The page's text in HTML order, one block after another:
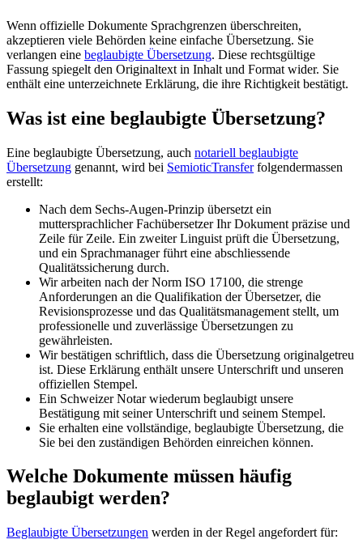
Wenn offizielle Dokumente Sprachgrenzen überschreiten,
akzeptieren viele Behörden keine einfache Übersetzung. Sie
verlangen eine beglaubigte Übersetzung. Diese rechtsgültige
Fassung spiegelt den Originaltext in Inhalt und Format wider. Sie
enthält eine unterzeichnete Erklärung, die ihre Richtigkeit bestätigt.
Was ist eine beglaubigte Übersetzung?
Eine beglaubigte Übersetzung, auch notariell beglaubigte
Übersetzung genannt, wird bei SemioticTransferfolgendermassen
erstellt:
Nach dem Sechs-Augen-Prinzip übersetzt ein
muttersprachlicher Fachübersetzer Ihr Dokument präzise und
Zeile für Zeile. Ein zweiter Linguist prüft die Übersetzung,
und ein Sprachmanager führt eine abschliessende
Qualitätssicherung durch.
Wir arbeiten nach der Norm ISO 17100, die strenge
Anforderungen an die Qualifikation der Übersetzer, die
Revisionsprozesse und das Qualitätsmanagement stellt, um
professionelle und zuverlässige Übersetzungen zu
gewährleisten.
Wir bestätigen schriftlich, dass die Übersetzung originalgetreu
ist. Diese Erklärung enthält unsere Unterschrift und unseren
offiziellen Stempel.
Ein Schweizer Notar wiederum beglaubigt unsere
Bestätigung mit seiner Unterschrift und seinem Stempel.
Sie erhalten eine vollständige, beglaubigte Übersetzung, die
Sie bei den zuständigen Behörden einreichen können.
Welche Dokumente müssen häufig
beglaubigt werden?
Beglaubigte Übersetzungen werden in der Regel angefordert für: